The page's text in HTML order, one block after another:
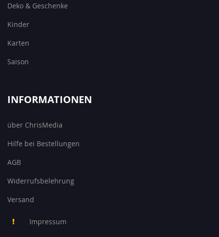
Deko & Geschenke
Kinder
Karten
Saison
INFORMATIONEN
über ChrisMedia
Hilfe bei Bestellungen
AGB
Widerrufsbelehrung
Versand
Impressum